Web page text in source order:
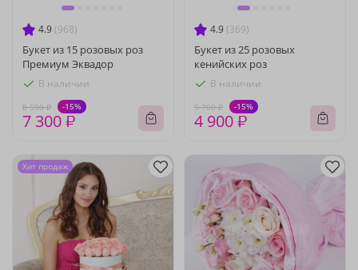
4.9 (968)
Букет из 15 розовых роз
Премиум Эквадор
В наличии
8 590 ₽ -15%
7 300 ₽
4.9 (369)
Букет из 25 розовых
кенийских роз
В наличии
5 760 ₽ -15%
4 900 ₽
Хит продаж